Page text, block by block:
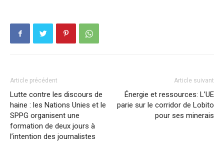
Article précédent
Lutte contre les discours de
haine : les Nations Unies et le
SPPG organisent une
formation de deux jours à
l’intention des journalistes
Article suivant
Énergie et ressources: L’UE
parie sur le corridor de Lobito
pour ses minerais